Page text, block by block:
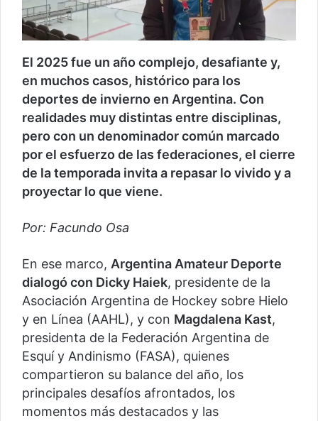
El 2025 fue un año complejo, desafiante y,
en muchos casos, histórico para los
deportes de invierno en Argentina. Con
realidades muy distintas entre disciplinas,
pero con un denominador común marcado
por el esfuerzo de las federaciones, el cierre
de la temporada invita a repasar lo vivido y a
proyectar lo que viene.
Por: Facundo Osa
En ese marco, Argentina Amateur Deporte
dialogó con Dicky Haiek, presidente de la
Asociación Argentina de Hockey sobre Hielo
y en Línea (AAHL), y con Magdalena Kast,
presidenta de la Federación Argentina de
Esquí y Andinismo (FASA), quienes
compartieron su balance del año, los
principales desafíos afrontados, los
momentos más destacados y las